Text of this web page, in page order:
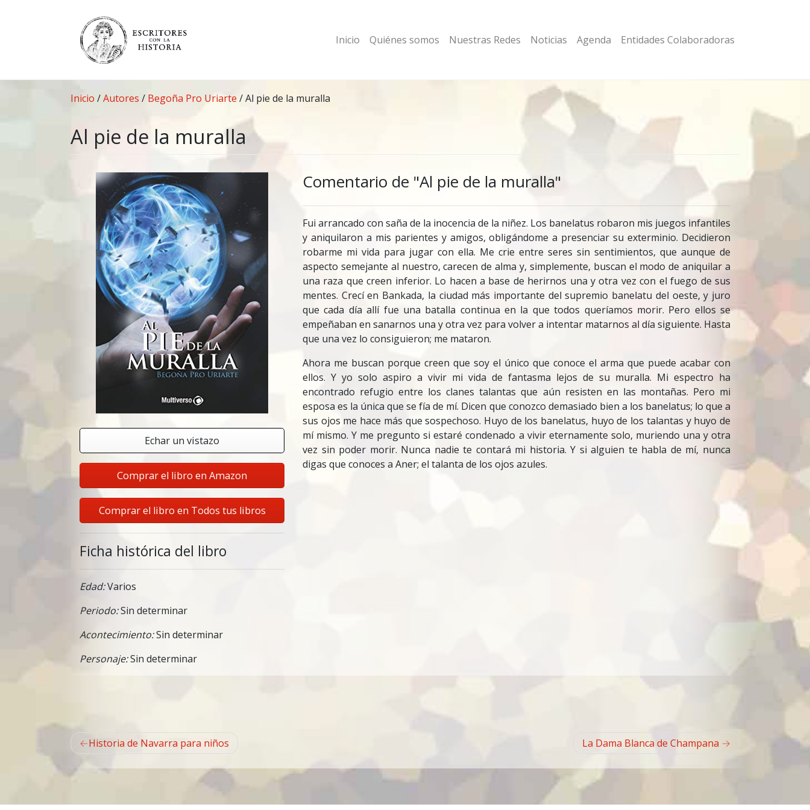
Inicio Quiénes somos Nuestras Redes Noticias Agenda Entidades Colaboradoras
Inicio /Autores / Begoña Pro Uriarte /Al pie de la muralla
Al pie de la muralla
Echar un vistazo
Comprar el libro en Amazon
Comprar el libro en Todos tus libros
Ficha histórica del libro
Edad:Varios
Periodo:Sin determinar
Acontecimiento:Sin determinar
Personaje:Sin determinar
Comentario de "Al pie de la muralla"
Fui arrancado con saña de la inocencia de la niñez. Los banelatus robaron mis juegos infantiles
y aniquilaron a mis parientes y amigos, obligándome a presenciar su exterminio. Decidieron
robarme mi vida para jugar con ella. Me crie entre seres sin sentimientos, que aunque de
aspecto semejante al nuestro, carecen de alma y, simplemente, buscan el modo de aniquilar a
una raza que creen inferior. Lo hacen a base de herirnos una y otra vez con el fuego de sus
mentes. Crecí en Bankada, la ciudad más importante del supremio banelatu del oeste, y juro
que cada día allí fue una batalla continua en la que todos queríamos morir. Pero ellos se
empeñaban en sanarnos una y otra vez para volver a intentar matarnos al día siguiente. Hasta
que una vez lo consiguieron; me mataron.
Ahora me buscan porque creen que soy el único que conoce el arma que puede acabar con
ellos. Y yo solo aspiro a vivir mi vida de fantasma lejos de su muralla. Mi espectro ha
encontrado refugio entre los clanes talantas que aún resisten en las montañas. Pero mi
esposa es la única que se fía de mí. Dicen que conozco demasiado bien a los banelatus; lo que a
sus ojos me hace más que sospechoso. Huyo de los banelatus, huyo de los talantas y huyo de
mí mismo. Y me pregunto si estaré condenado a vivir eternamente solo, muriendo una y otra
vez sin poder morir. Nunca nadie te contará mi historia. Y si alguien te habla de mí, nunca
digas que conoces a Aner; el talanta de los ojos azules.
Navegación
de
entradas
Historia de Navarra para niños La Dama Blanca de Champana